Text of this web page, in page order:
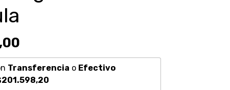
Transferencia o Efectivo